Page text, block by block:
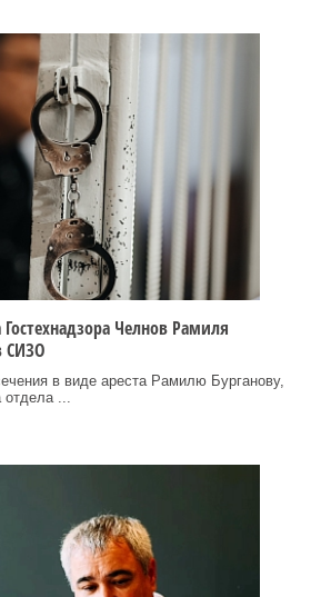
Челнов Рамиля
СИЗО
в виде ареста Рамилю Бурганову,
отдела ...